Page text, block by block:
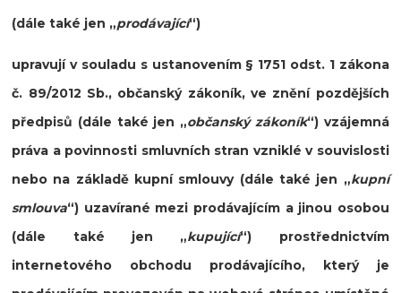
(dále také jen „prodávající“)
upravují v souladu s ustanovením § 1751 odst. 1 zákona
č. 89/2012 Sb., občanský zákoník, ve znění pozdějších
předpisů (dále také jen „občanský zákoník“) vzájemná
práva a povinnosti smluvních stran vzniklé v souvislosti
nebo na základě kupní smlouvy (dále také jen „kupní
smlouva“) uzavírané mezi prodávajícím a jinou osobou
(dále také jen „kupující“) prostřednictvím
internetového obchodu prodávajícího, který je